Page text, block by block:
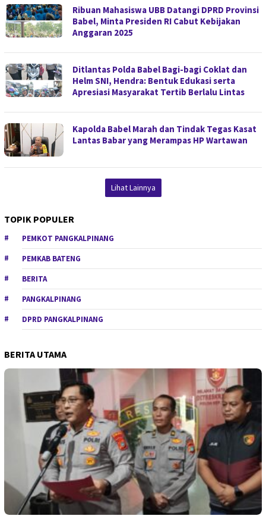
Ribuan Mahasiswa UBB Datangi DPRD Provinsi
Babel, Minta Presiden RI Cabut Kebijakan
Anggaran 2025
Ditlantas Polda Babel Bagi-bagi Coklat dan
Helm SNI, Hendra: Bentuk Edukasi serta
Apresiasi Masyarakat Tertib Berlalu Lintas
Kapolda Babel Marah dan Tindak Tegas Kasat
Lantas Babar yang Merampas HP Wartawan
Lihat Lainnya
TOPIK POPULER
PEMKOT PANGKALPINANG
PEMKAB BATENG
BERITA
PANGKALPINANG
DPRD PANGKALPINANG
BERITA UTAMA